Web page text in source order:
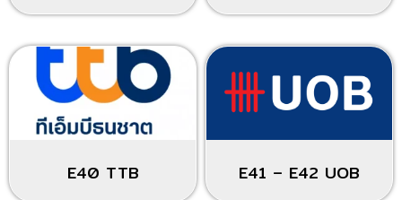
E40 TTB E41 – E42 UOB